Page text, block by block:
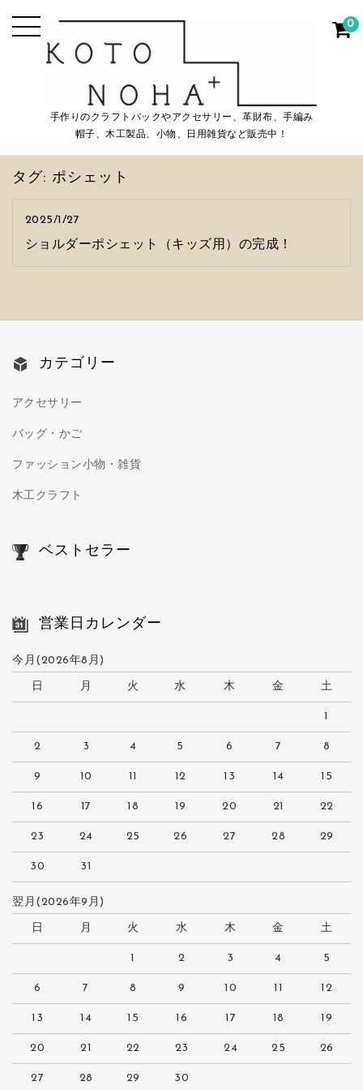
手作りのクラフトバックやアクセサリー、革財布、手編み
帽子、木工製品、小物、日用雑貨など販売中！
0
タグ: ポシェット
2025/1/27
ショルダーポシェット（キッズ用）の完成！
カテゴリー
アクセサリー
バッグ・かご
ファッション小物・雑貨
木工クラフト
ベストセラー
営業日カレンダー
今月(2026年8月)
日 月 火 水 木 金 土
1
2 3 4 5 6 7 8
9 10 11 12 13 14 15
16 17 18 19 20 21 22
23 24 25 26 27 28 29
30 31
翌月(2026年9月)
日 月 火 水 木 金 土
1 2 3 4 5
6 7 8 9 10 11 12
13 14 15 16 17 18 19
20 21 22 23 24 25 26
27 28 29 30